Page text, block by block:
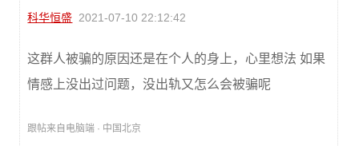
科华恒盛 2021-07-10 22:12:42
这群人被骗的原因还是在个人的身上，心里想法 如果
情感上没出过问题，没出轨又怎么会被骗呢
跟帖来自电脑端 · 中国北京